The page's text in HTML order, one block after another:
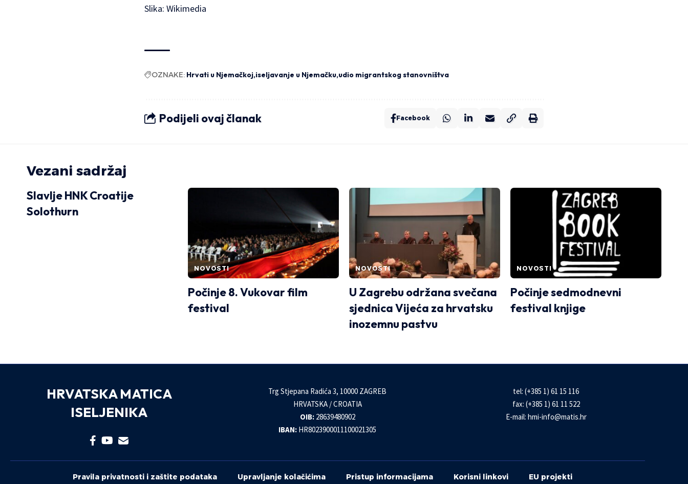
Slika: Wikimedia
OZNAKE: Hrvati u Njemačkoj iseljavanje u Njemačku udio migrantskog stanovništva
Podijeli ovaj članak Facebook
Vezani sadržaj
Slavlje HNK Croatije
Solothurn
NOVOSTI
Počinje 8. Vukovar film
festival
NOVOSTI
U Zagrebu održana svečana
sjednica Vijeća za hrvatsku
inozemnu pastvu
NOVOSTI
Počinje sedmodnevni
festival knjige
HRVATSKA MATICA
ISELJENIKA
Trg Stjepana Radića 3, 10000 ZAGREB
HRVATSKA / CROATIA
OIB:28639480902
IBAN: HR8023900011100021305
tel: (+385 1) 61 15 116
fax: (+385 1) 61 11 522
E-mail: hmi-info@matis.hr
Pravila privatnosti i zaštite podataka Upravljanje kolačićima Pristup informacijama Korisni linkovi EU projekti